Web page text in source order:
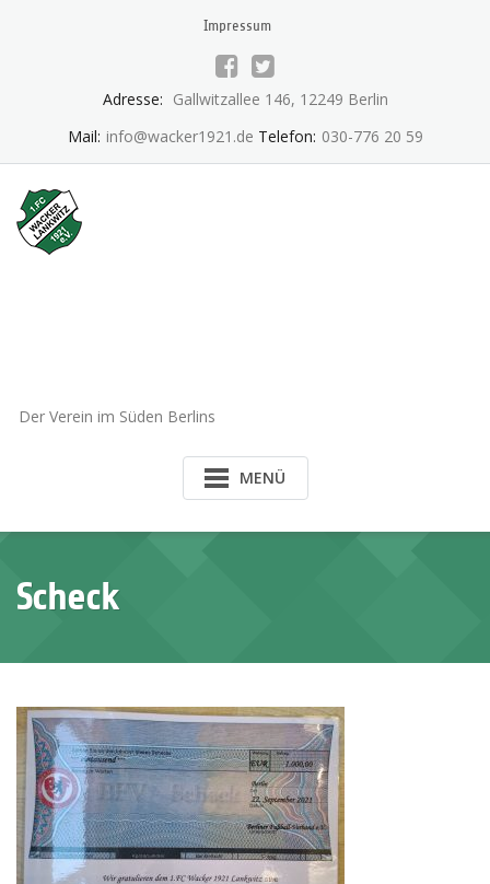
Impressum
Adresse: Gallwitzallee 146, 12249 Berlin
Mail: info@wacker1921.de Telefon: 030-776 20 59
Der Verein im Süden Berlins
MENÜ
Scheck